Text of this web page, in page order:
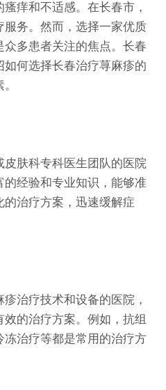
痒和不适感。在长春市，
务。然而，选择一家优质
多患者关注的焦点。长春
何选择长春治疗荨麻疹的
肤科专科医生团队的医院
经验和专业知识，能够准
治疗方案，迅速缓解症
治疗技术和设备的医院，
的治疗方案。例如，抗组
治疗等都是常用的治疗方